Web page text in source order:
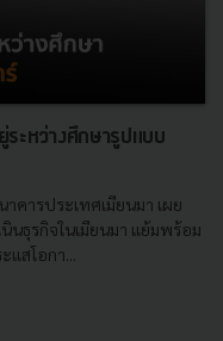
ะหว่างศึกษารูปแบบ
คารประเทศเมียนมา เผย
นธุรกิจในเมียนมา แย้มพร้อม
สโอกา...